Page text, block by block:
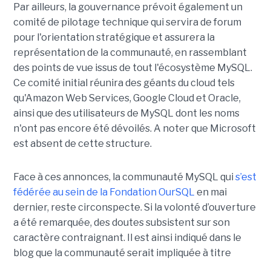
Par ailleurs, la gouvernance prévoit également un
comité de pilotage technique qui servira de forum
pour l'orientation stratégique et assurera la
représentation de la communauté, en rassemblant
des points de vue issus de tout l'écosystème MySQL.
Ce comité initial réunira des géants du cloud tels
qu'Amazon Web Services, Google Cloud et Oracle,
ainsi que des utilisateurs de MySQL dont les noms
n'ont pas encore été dévoilés. A noter que Microsoft
est absent de cette structure.
Face à ces annonces, la communauté MySQL qui s’est
fédérée au sein de la Fondation OurSQL en mai
dernier, reste circonspecte. Si la volonté d’ouverture
a été remarquée, des doutes subsistent sur son
caractère contraignant. Il est ainsi indiqué dans le
blog que la communauté serait impliquée à titre